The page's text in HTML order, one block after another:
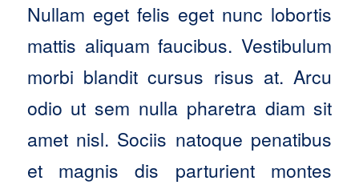
Nullam eget felis eget nunc lobortis
mattis aliquam faucibus. Vestibulum
morbi blandit cursus risus at. Arcu
odio ut sem nulla pharetra diam sit
amet nisl. Sociis natoque penatibus
et magnis dis parturient montes